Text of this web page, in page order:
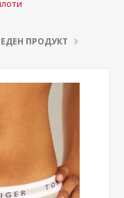
ПРОДУКТ